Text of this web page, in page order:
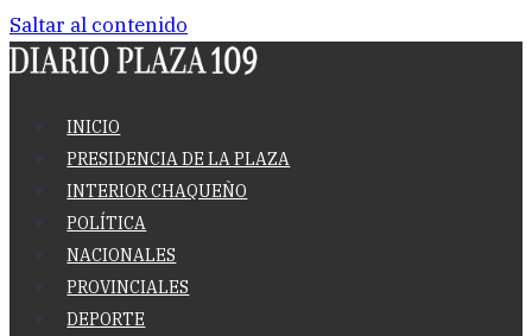
Saltar al contenido
INICIO
PRESIDENCIA DE LA PLAZA
INTERIOR CHAQUEÑO
POLÍTICA
NACIONALES
PROVINCIALES
DEPORTE